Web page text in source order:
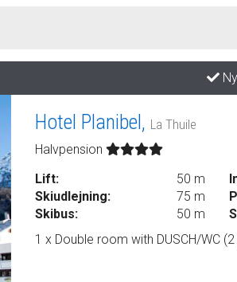
Hotel Planibel, La Thuile
Halvpension
Lift:
50 m
Skiudlejning:
75 m
Skibus:
50 m
1 x Double room with DUSCH/WC